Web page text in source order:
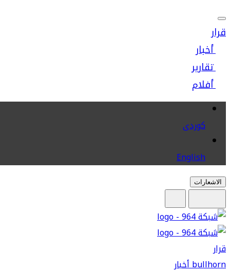
قرار
أخبار
تقارير
أفلام
كوردى
English
الاشعارات
قرار
bullhornأخبار